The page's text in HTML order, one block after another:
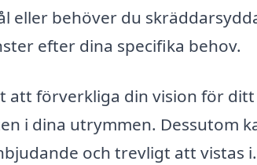
eller behöver du
efter dina specifika behov.
att förverkliga din vision för ditt
i dina utrymmen. Dessutom
och trevligt att vistas i.